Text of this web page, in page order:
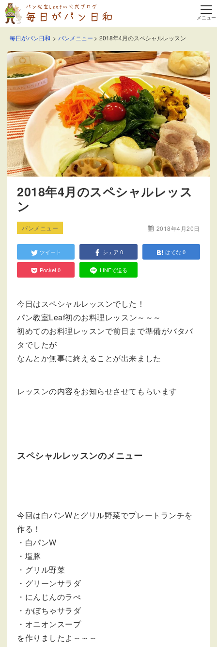
毎日がパン日和 パンメニュー 2018年4月のスペシャルレッスン
2018年4月のスペシャルレッス
ン
パンメニュー 2018年4月20日
ツイート シェア 0 はてな 0
Pocket0 LINEで送る
今日はスペシャルレッスンでした！
パン教室Leaf初のお料理レッスン～～～
初めてのお料理レッスンで前日まで準備がバタバ
タでしたが
なんとか無事に終えることが出来ました
レッスンの内容をお知らせさせてもらいます
スペシャルレッスンのメニュー
今回は白パンWとグリル野菜でプレートランチを
作る！
・白パンW
・塩豚
・グリル野菜
・グリーンサラダ
・にんじんのラぺ
・かぼちゃサラダ
・オニオンスープ
を作りましたよ～～～